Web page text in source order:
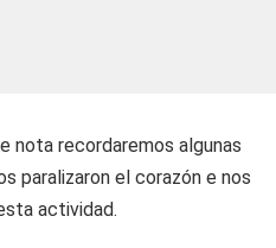
nota recordaremos algunas
paralizaron el corazón e nos
actividad.